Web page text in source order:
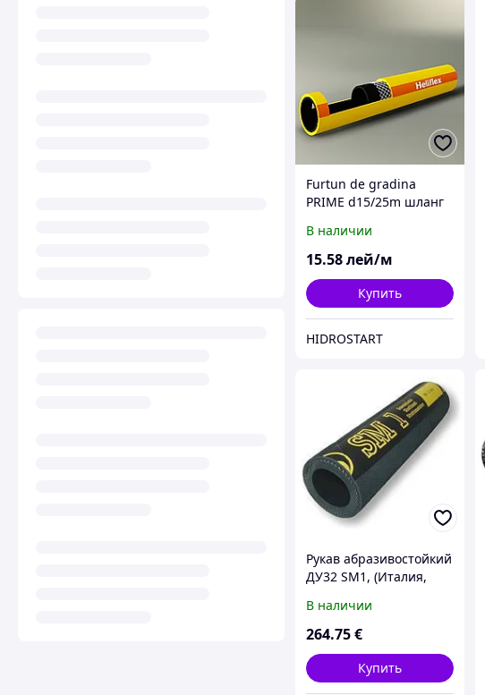
Furtun de gradina
PRIME d15/25m шланг
В наличии
15.58лей/м
Купить
HIDROSTART
Рукав абразивостойкий
ДУ32 SM1, (Италия,
В наличии
264.75€
Купить